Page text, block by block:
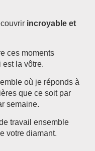
incroyable et
ces moments
est la vôtre.
où je réponds à
que ce soit par
semaine.
travail ensemble
votre diamant.